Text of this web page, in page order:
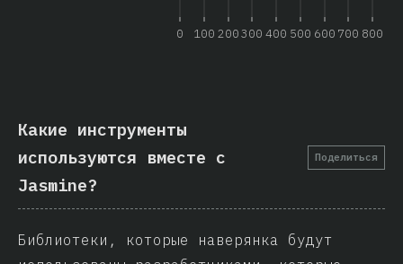
0 100 200300 400 500 600 700 800
Какие инструменты
используются вместе с
Jasmine?
Поделиться
Библиотеки, которые наверянка будут